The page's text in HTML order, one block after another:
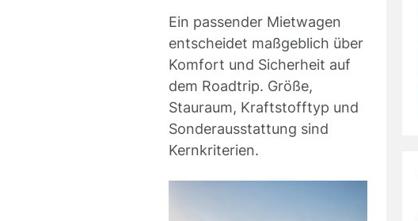
Ein passender Mietwagen
entscheidet maßgeblich über
Komfort und Sicherheit auf
dem Roadtrip. Größe,
Stauraum, Kraftstofftyp und
Sonderausstattung sind
Kernkriterien.